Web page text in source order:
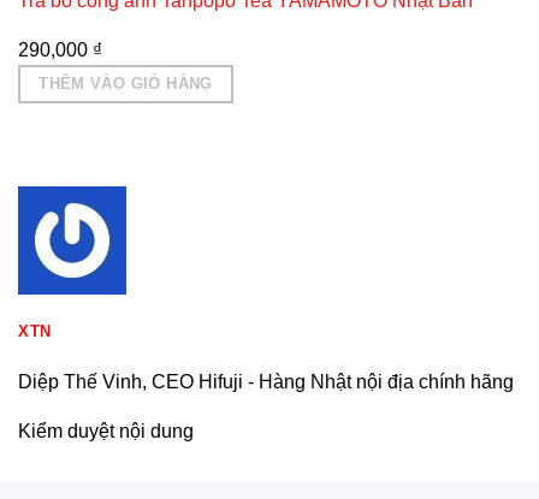
290,000 ₫
THÊM VÀO GIỎ HÀNG
XTN
Diệp Thế Vinh, CEO Hifuji - Hàng Nhật nội địa chính hãng
Kiểm duyệt nội dung